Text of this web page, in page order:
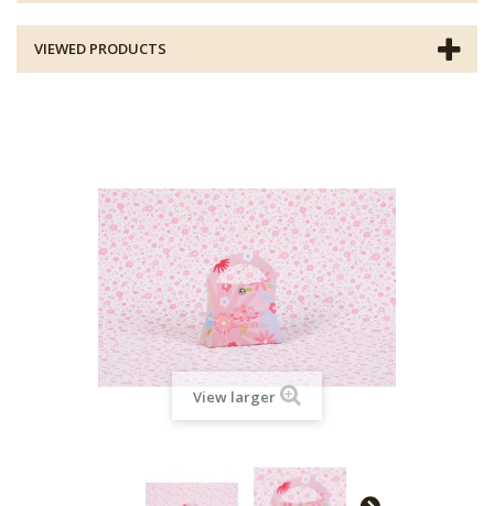
VIEWED PRODUCTS
View larger